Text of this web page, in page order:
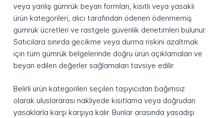
veya yanlış gümrük beyan formları, kısıtlı veya yasaklı
ürün kategorileri, alıcı tarafından ödenen ödenmemiş
gümrük ücretleri ve rastgele güvenlik denetimleri bulunur.
Satıcılara sınırda gecikme veya durma riskini azaltmak
için tüm gümrük belgelerinde doğru ürün açıklamaları ve
beyan edilen değerler sağlamaları tavsiye edilir.
Belirli ürün kategorileri seçilen taşıyıcıdan bağımsız
olarak uluslararası nakliyede kısıtlama veya doğrudan
yasaklarla karşı karşıya kalır. Bunlar arasında yasadışı